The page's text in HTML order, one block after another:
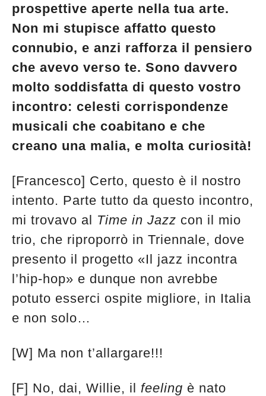
prospettive aperte nella tua arte.
Non mi stupisce affatto questo
connubio, e anzi rafforza il pensiero
che avevo verso te. Sono davvero
molto soddisfatta di questo vostro
incontro: celesti corrispondenze
musicali che coabitano e che
creano una malia, e molta curiosità!
[Francesco] Certo, questo è il nostro
intento. Parte tutto da questo incontro,
mi trovavo al Time in Jazz con il mio
trio, che riproporrò in Triennale, dove
presento il progetto «Il jazz incontra
l’hip-hop» e dunque non avrebbe
potuto esserci ospite migliore, in Italia
e non solo…
[W] Ma non t’allargare!!!
[F] No, dai, Willie, il feeling è nato